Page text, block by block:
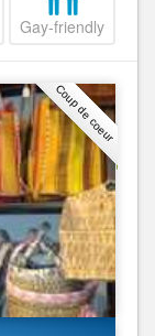
Gay-friendly
Coup de coeur